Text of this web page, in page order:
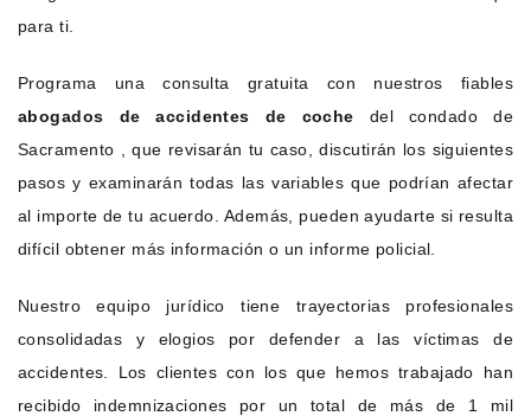
para ti.
Programa una consulta gratuita con nuestros fiables
abogados de accidentes de coche del condado de
Sacramento , que revisarán tu caso, discutirán los siguientes
pasos y examinarán todas las variables que podrían afectar
al importe de tu acuerdo. Además, pueden ayudarte si resulta
difícil obtener más información o un informe policial.
Nuestro equipo jurídico tiene trayectorias profesionales
consolidadas y elogios por defender a las víctimas de
accidentes. Los clientes con los que hemos trabajado han
recibido indemnizaciones por un total de más de 1 mil